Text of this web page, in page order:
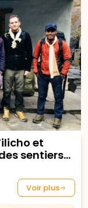
et
sentiers
Voir plus